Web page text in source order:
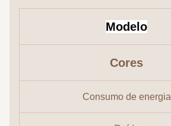
Modelo
Cores
Consumo de energia